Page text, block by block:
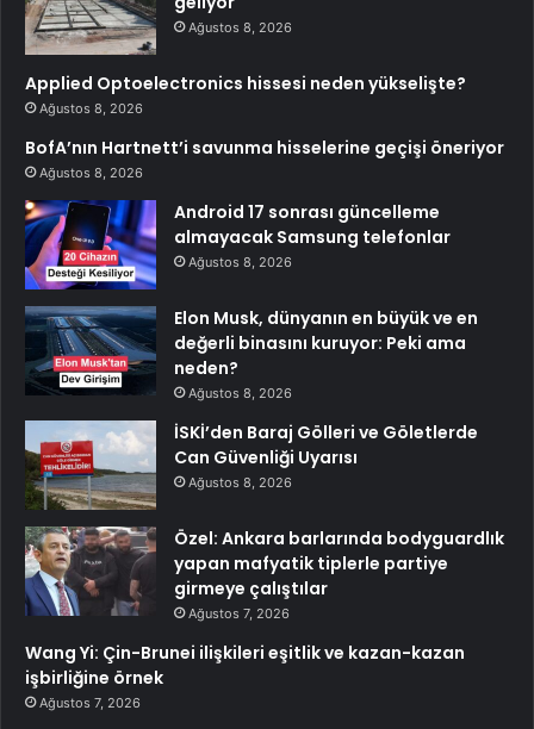
Ağustos 8, 2026
Applied Optoelectronics hissesi neden yükselişte?
Ağustos 8, 2026
BofA’nın Hartnett’i savunma hisselerine geçişi öneriyor
Ağustos 8, 2026
Android 17 sonrası güncelleme
almayacak Samsung telefonlar
Ağustos 8, 2026
Elon Musk, dünyanın en büyük ve en
değerli binasını kuruyor: Peki ama
neden?
Ağustos 8, 2026
İSKİ’den Baraj Gölleri ve Göletlerde
Can Güvenliği Uyarısı
Ağustos 8, 2026
Özel: Ankara barlarında bodyguardlık
yapan mafyatik tiplerle partiye
girmeye çalıştılar
Ağustos 7, 2026
Wang Yi: Çin-Brunei ilişkileri eşitlik ve kazan-kazan
işbirliğine örnek
Ağustos 7, 2026